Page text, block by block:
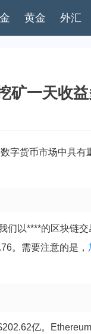
黄金 外汇
矿一天收益
字货币市场中具
们以****的区块链
。需要注意的是，
亿。